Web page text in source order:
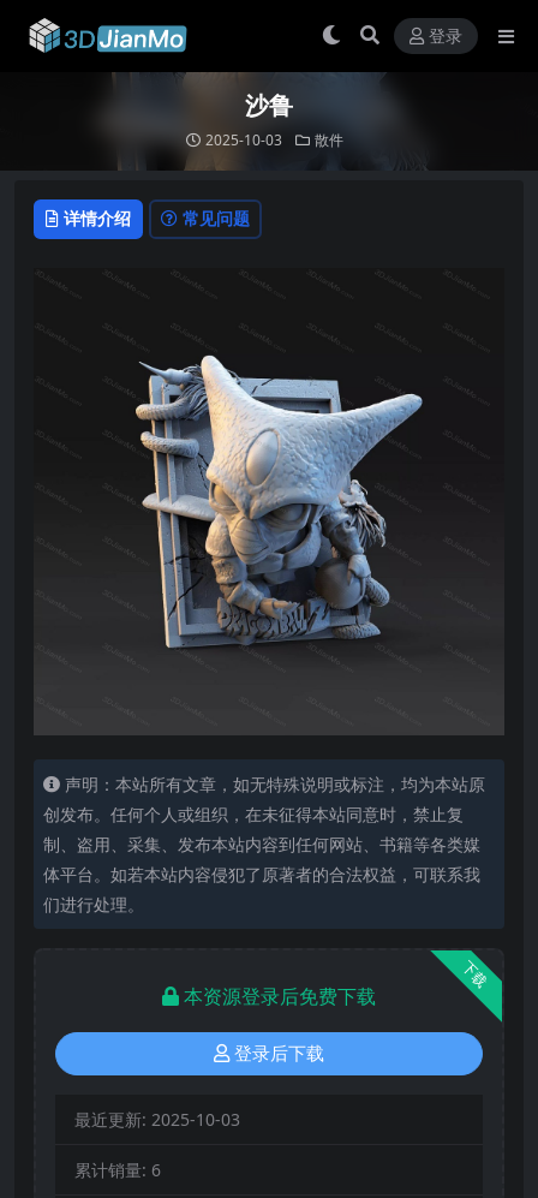
登录
沙鲁
2025-10-03 散件
详情介绍 常见问题
声明：本站所有文章，如无特殊说明或标注，均为本站原
创发布。任何个人或组织，在未征得本站同意时，禁止复
制、盗用、采集、发布本站内容到任何网站、书籍等各类媒
体平台。如若本站内容侵犯了原著者的合法权益，可联系我
们进行处理。
下载
本资源登录后免费下载
登录后下载
最近更新: 2025-10-03
累计销量: 6